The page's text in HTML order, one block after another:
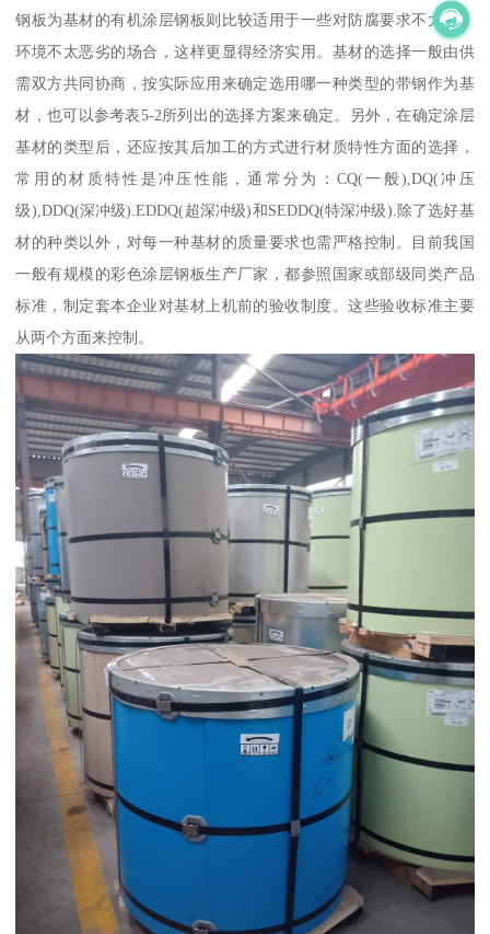
钢板为基材的有机涂层钢板则比较适用于一些对防腐要求不太高、
环境不太恶劣的场合，这样更显得经济实用。基材的选择一般由供
需双方共同协商，按实际应用来确定选用哪一种类型的带钢作为基
材，也可以参考表5-2所列出的选择方案来确定。另外，在确定涂层
基材的类型后，还应按其后加工的方式进行材质特性方面的选择，
常用的材质特性是冲压性能，通常分为：CQ(一般),DQ(冲压
级),DDQ(深冲级).EDDQ(超深冲级)和SEDDQ(特深冲级).除了选好基
材的种类以外，对每一种基材的质量要求也需严格控制。目前我国
一般有规模的彩色涂层钢板生产厂家，都参照国家或部级同类产品
标准，制定套本企业对基材上机前的验收制度。这些验收标准主要
从两个方面来控制。